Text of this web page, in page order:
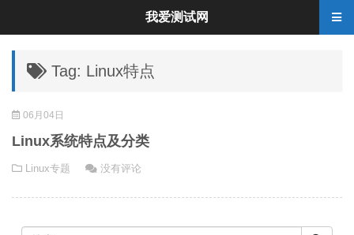
Tag: Linux特点
06月04日
Linux系统特点及分类
Linux专题 没有评论
我爱测试网